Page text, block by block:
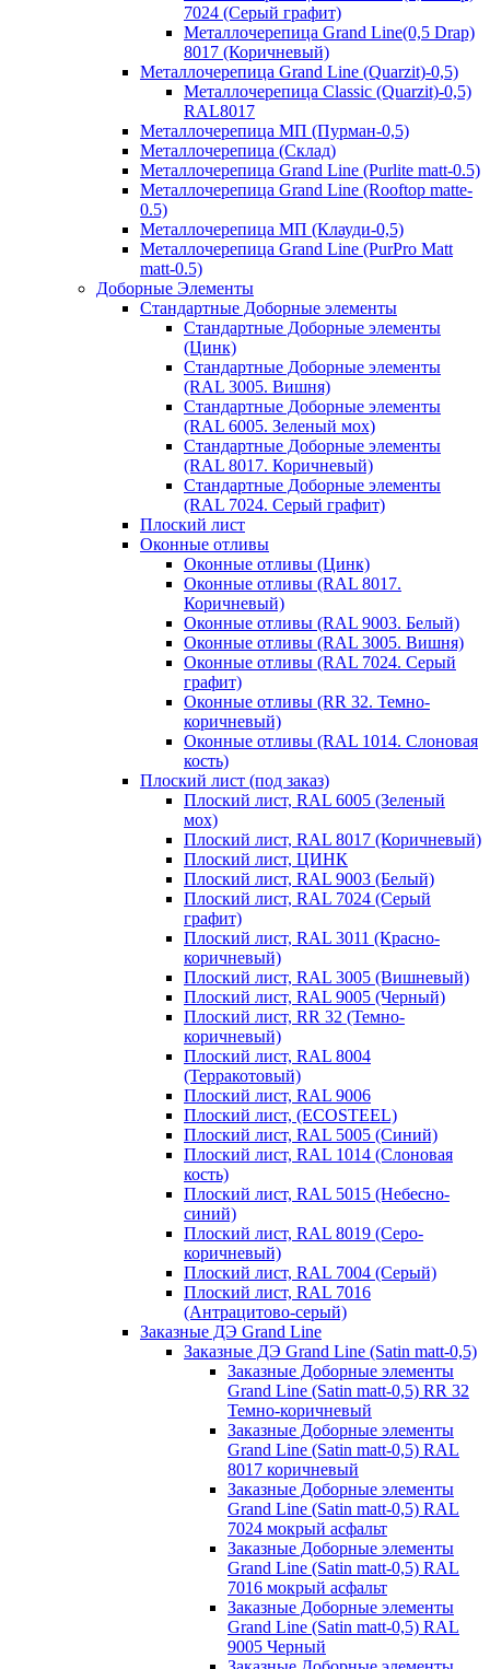
7024 (Серый графит)
Металлочерепица Grand Line(0,5 Drap)
8017 (Коричневый)
Металлочерепица Grand Line (Quarzit)-0,5)
Металлочерепица Classic (Quarzit)-0,5)
RAL8017
Металлочерепица МП (Пурман-0,5)
Металлочерепица (Склад)
Металлочерепица Grand Line (Purlite matt-0.5)
Металлочерепица Grand Line (Rooftop matte-
0.5)
Металлочерепица МП (Клауди-0,5)
Металлочерепица Grand Line (PurPro Matt
matt-0.5)
Доборные Элементы
Стандартные Доборные элементы
Стандартные Доборные элементы
(Цинк)
Стандартные Доборные элементы
(RAL 3005. Вишня)
Стандартные Доборные элементы
(RAL 6005. Зеленый мох)
Стандартные Доборные элементы
(RAL 8017. Коричневый)
Стандартные Доборные элементы
(RAL 7024. Серый графит)
Плоский лист
Оконные отливы
Оконные отливы (Цинк)
Оконные отливы (RAL 8017.
Коричневый)
Оконные отливы (RAL 9003. Белый)
Оконные отливы (RAL 3005. Вишня)
Оконные отливы (RAL 7024. Серый
графит)
Оконные отливы (RR 32. Темно-
коричневый)
Оконные отливы (RAL 1014. Слоновая
кость)
Плоский лист (под заказ)
Плоский лист, RAL 6005 (Зеленый
мох)
Плоский лист, RAL 8017 (Коричневый)
Плоский лист, ЦИНК
Плоский лист, RAL 9003 (Белый)
Плоский лист, RAL 7024 (Серый
графит)
Плоский лист, RAL 3011 (Красно-
коричневый)
Плоский лист, RAL 3005 (Вишневый)
Плоский лист, RAL 9005 (Черный)
Плоский лист, RR 32 (Темно-
коричневый)
Плоский лист, RAL 8004
(Терракотовый)
Плоский лист, RAL 9006
Плоский лист, (ECOSTEEL)
Плоский лист, RAL 5005 (Синий)
Плоский лист, RAL 1014 (Слоновая
кость)
Плоский лист, RAL 5015 (Небесно-
синий)
Плоский лист, RAL 8019 (Серо-
коричневый)
Плоский лист, RAL 7004 (Серый)
Плоский лист, RAL 7016
(Антрацитово-серый)
Заказные ДЭ Grand Line
Заказные ДЭ Grand Line (Satin matt-0,5)
Заказные Доборные элементы
Grand Line (Satin matt-0,5) RR 32
Темно-коричневый
Заказные Доборные элементы
Grand Line (Satin matt-0,5) RAL
8017 коричневый
Заказные Доборные элементы
Grand Line (Satin matt-0,5) RAL
7024 мокрый асфальт
Заказные Доборные элементы
Grand Line (Satin matt-0,5) RAL
7016 мокрый асфальт
Заказные Доборные элементы
Grand Line (Satin matt-0,5) RAL
9005 Черный